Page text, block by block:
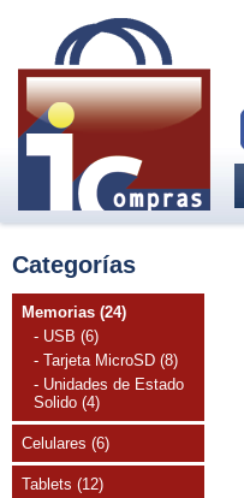
Categorías
Memorias (24)
- USB (6)
- Tarjeta MicroSD (8)
- Unidades de Estado
Solido (4)
Celulares (6)
Tablets (12)